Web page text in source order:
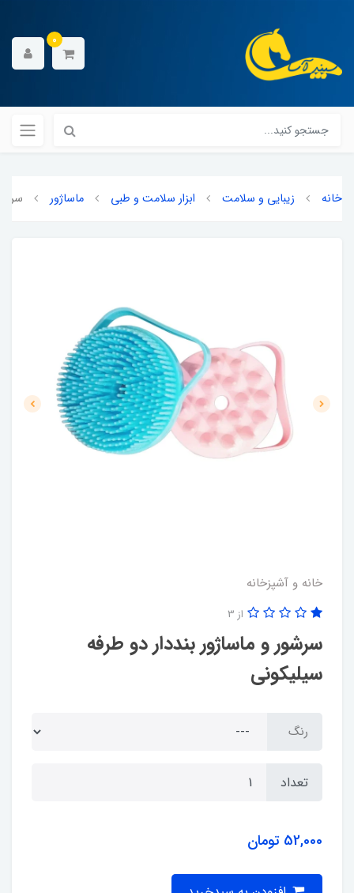
0
خانه زیبایی و سلامت ابزار سلامت و طبی ماساژور
خانه و آشپزخانه
سرشور و ماساژور بنددار دو طرفه
سیلیکونی
از 3
رنگ
تعداد
52,000 تومان